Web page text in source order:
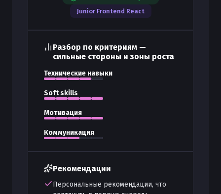
Junior Frontend React
Разбор по критериям —
сильные стороны и зоны роста
Технические навыки
Soft skills
Мотивация
Коммуникация
Рекомендации
Персональные рекомендации, что